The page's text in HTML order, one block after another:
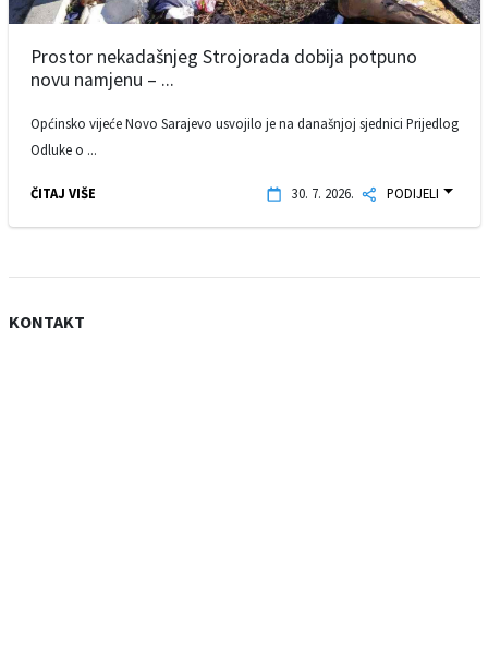
Prostor nekadašnjeg Strojorada dobija potpuno
novu namjenu – ...
Općinsko vijeće Novo Sarajevo usvojilo je na današnjoj sjednici Prijedlog
Odluke o ...
ČITAJ VIŠE 30. 7. 2026. PODIJELI
KONTAKT